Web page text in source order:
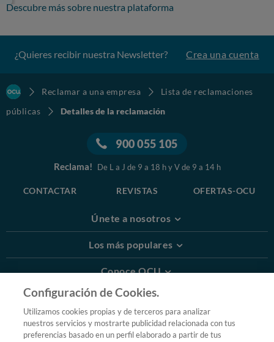
Descubre más sobre nuestra plataforma
¿Quieres recibir nuestra Newsletter? Crea una cuenta
Reclamar a una empresa
Lista de reclamaciones
públicas
Detalles de la reclamación
900 055 105
Reclama! De L a J de 9 a 18 h y V de 9 a 14 h
CONTACTAR REVISTAS OFERTAS-OCU
Únete a nosotros
Los más populares
Conoce OCU
Más Información
© 2026 OCU
Condiciones generales de contratación de OCU
Configuración de Cookies.
Utilizamos cookies propias y de terceros para analizar
nuestros servicios y mostrarte publicidad relacionada con tus
preferencias basado en un perfil elaborado a partir de tus